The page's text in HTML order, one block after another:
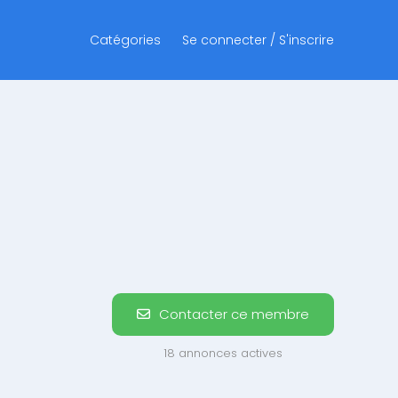
Catégories Se connecter / S'inscrire
Contacter ce membre
18 annonces actives